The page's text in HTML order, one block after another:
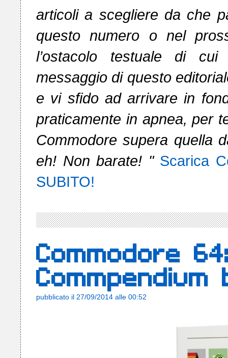
articoli a scegliere da che
questo numero o nel
l’ostacolo testuale di
messaggio di questo
e vi sfido ad arrivare in
praticamente in apnea, per
Commodore supera quella
eh! Non barate! " Scarica
SUBITO!
Commodore
pubblicato il 27/09/2014 alle 00:52